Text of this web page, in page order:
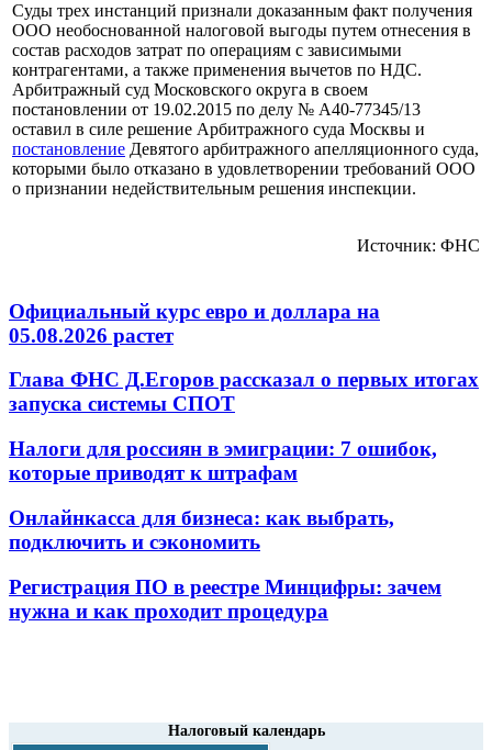
Суды трех инстанций признали доказанным факт получения
ООО необоснованной налоговой выгоды путем отнесения в
состав расходов затрат по операциям с зависимыми
контрагентами, а также применения вычетов по НДС.
Арбитражный суд Московского округа в своем
постановлении от 19.02.2015 по делу № А40-77345/13
оставил в силе решение Арбитражного суда Москвы и
постановление Девятого арбитражного апелляционного суда,
которыми было отказано в удовлетворении требований ООО
о признании недействительным решения инспекции.
Источник: ФНС
Официальный курс евро и доллара на
05.08.2026 растет
Глава ФНС Д.Егоров рассказал о первых итогах
запуска системы СПОТ
Налоги для россиян в эмиграции: 7 ошибок,
которые приводят к штрафам
Онлайнкасса для бизнеса: как выбрать,
подключить и сэкономить
Регистрация ПО в реестре Минцифры: зачем
нужна и как проходит процедура
Налоговый календарь